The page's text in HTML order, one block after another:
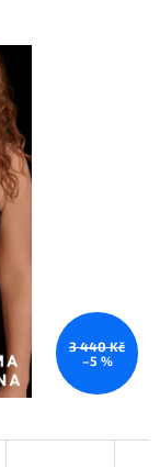
3 440 Kč
–5 %